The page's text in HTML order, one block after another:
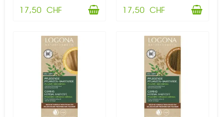
17,50 CHF 17,50 CHF